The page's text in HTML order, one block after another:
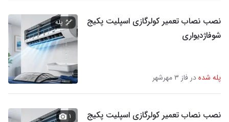
نصب نصاب تعمیر کولرگازی اسپلیت پکیج
شوفاژدیواری
پله شدهدر فاز ۳ مهرشهر
پله
نصب نصاب تعمیر کولرگازی اسپلیت پکیج
۱